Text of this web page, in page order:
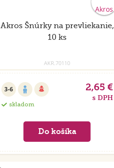
Akros Šnúrky na prevliekanie,
10 ks
AKR.70110
3-6
skladom
2,65 €
s DPH